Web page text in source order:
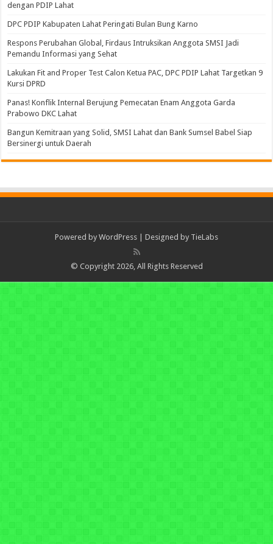
dengan PDIP Lahat
DPC PDIP Kabupaten Lahat Peringati Bulan Bung Karno
Respons Perubahan Global, Firdaus Intruksikan Anggota SMSI Jadi
Pemandu Informasi yang Sehat
Lakukan Fit and Proper Test Calon Ketua PAC, DPC PDIP Lahat Targetkan 9
Kursi DPRD
Panas! Konflik Internal Berujung Pemecatan Enam Anggota Garda
Prabowo DKC Lahat
Bangun Kemitraan yang Solid, SMSI Lahat dan Bank Sumsel Babel Siap
Bersinergi untuk Daerah
Powered by WordPress | Designed by TieLabs
© Copyright 2026, All Rights Reserved